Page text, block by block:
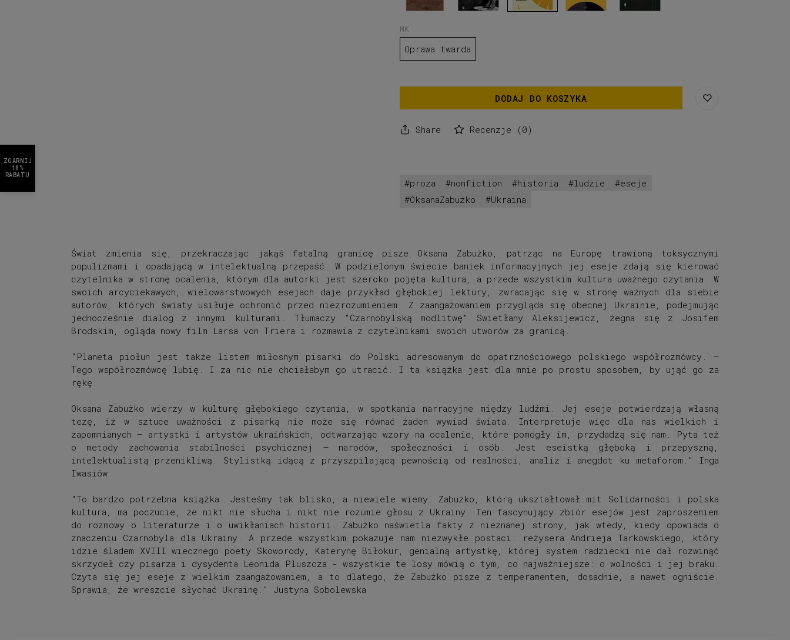
nożem,
widelcem,
Witold
Szabłowski
MK
Oprawa twarda
DODAJ DO KOSZYKA
Share Recenzje (0)
proza nonfiction historia ludzie
eseje
OksanaZabużko
Ukraina
Świat zmienia się, przekraczając jakąś fatalną granicę pisze Oksana Zabużko, patrząc na Europę trawioną toksycznymi
populizmami i opadającą w intelektualną przepaść. W podzielonym świecie baniek informacyjnych jej eseje zdają się kierować
czytelnika w stronę ocalenia, którym dla autorki jest szeroko pojęta kultura, a przede wszystkim kultura uważnego czytania. W
swoich arcyciekawych, wielowarstwowych esejach daje przykład głębokiej lektury, zwracając się w stronę ważnych dla siebie
autorów, których światy usiłuje ochronić przed niezrozumieniem. Z zaangażowaniem przygląda się obecnej Ukrainie, podejmując
jednocześnie dialog z innymi kulturami. Tłumaczy "Czarnobylską modlitwę" Swietłany Aleksijewicz, żegna się z Josifem
Brodskim, ogląda nowy film Larsa von Triera i rozmawia z czytelnikami swoich utworów za granicą.
" Planeta piołun jest także listem miłosnym pisarki do Polski adresowanym do opatrznościowego polskiego współrozmówcy. –
Tego współrozmówcę lubię. I za nic nie chciałabym go utracić. I ta książka jest dla mnie po prostu sposobem, by ująć go za
rękę.
Oksana Zabużko wierzy w kulturę głębokiego czytania, w spotkania narracyjne między ludźmi. Jej eseje potwierdzają własną
tezę, iż w sztuce uważności z pisarką nie może się równać żaden wywiad świata. Interpretuje więc dla nas wielkich i
zapomnianych – artystki i artystów ukraińskich, odtwarzając wzory na ocalenie, które pomogły im, przydadzą się nam. Pyta też
o metody zachowania stabilności psychicznej – narodów, społeczności i osób. Jest eseistką głęboką i przepyszną,
intelektualistą przenikliwą. Stylistką idącą z przyszpilającą pewnością od realności, analiz i anegdot ku metaforom ." Inga
Iwasiów
"To bardzo potrzebna książka. Jesteśmy tak blisko, a niewiele wiemy. Zabużko, którą ukształtował mit Solidarności i polska
kultura, ma poczucie, że nikt nie słucha i nikt nie rozumie głosu z Ukrainy. Ten fascynujący zbiór esejów jest zaproszeniem
do rozmowy o literaturze i o uwikłaniach historii. Zabużko naświetla fakty z nieznanej strony, jak wtedy, kiedy opowiada o
znaczeniu Czarnobyla dla Ukrainy. A przede wszystkim pokazuje nam niezwykłe postaci: reżysera Andrieja Tarkowskiego, który
idzie śladem XVIII wiecznego poety Skoworody, Katerynę Biłokur, genialną artystkę, której system radziecki nie dał rozwinąć
skrzydeł czy pisarza i dysydenta Leonida Pluszcza - wszystkie te losy mówią o tym, co najważniejsze: o wolności i jej braku.
Czyta się jej eseje z wielkim zaangażowaniem, a to dlatego, że Zabużko pisze z temperamentem, dosadnie, a nawet ogniście.
Sprawia, że wreszcie słychać Ukrainę ." Justyna Sobolewska
ZGARNIJ
10%
RABATU